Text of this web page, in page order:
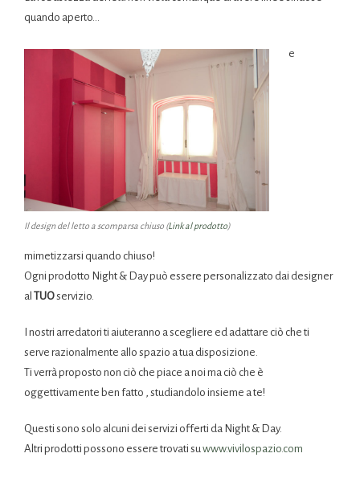
quando aperto…
Il design del letto a scomparsa chiuso (Link al prodotto)
e
mimetizzarsi quando chiuso!
Ogni prodotto Night & Day può essere personalizzato dai designer
al TUOservizio.
I nostri arredatori ti aiuteranno a scegliere ed adattare ciò che ti
serve razionalmente allo spazio a tua disposizione.
Ti verrà proposto non ciò che piace a noi ma ciò che è
oggettivamente ben fatto , studiandolo insieme a te!
Questi sono solo alcuni dei servizi offerti da Night & Day.
Altri prodotti possono essere trovati su www.vivilospazio.com